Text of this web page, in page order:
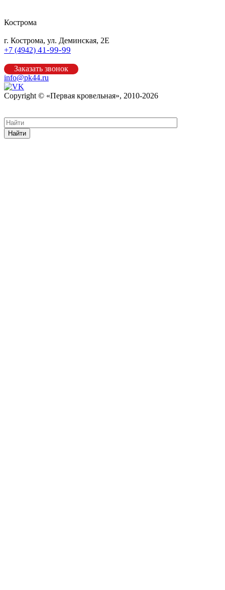
Кострома
г. Кострома, ул. Деминская, 2Е
+7 (4942) 41-99-99
Заказать звонок
info@pk44.ru
Copyright © «Первая кровельная», 2010-2026
Найти